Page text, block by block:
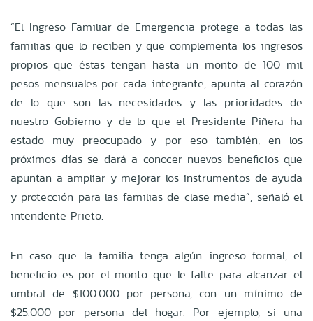
“El Ingreso Familiar de Emergencia protege a todas las
familias que lo reciben y que complementa los ingresos
propios que éstas tengan hasta un monto de 100 mil
pesos mensuales por cada integrante, apunta al corazón
de lo que son las necesidades y las prioridades de
nuestro Gobierno y de lo que el Presidente Piñera ha
estado muy preocupado y por eso también, en los
próximos días se dará a conocer nuevos beneficios que
apuntan a ampliar y mejorar los instrumentos de ayuda
y protección para las familias de clase media”, señaló el
intendente Prieto.
En caso que la familia tenga algún ingreso formal, el
beneficio es por el monto que le falte para alcanzar el
umbral de $100.000 por persona, con un mínimo de
$25.000 por persona del hogar. Por ejemplo, si una